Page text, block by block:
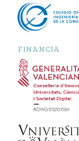
FINANCIA